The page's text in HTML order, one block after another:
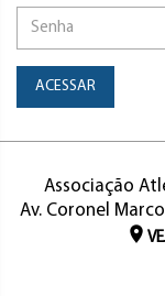
ACESSAR
Associação
Av. Coronel